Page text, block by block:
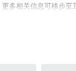
多相关信息可移步至